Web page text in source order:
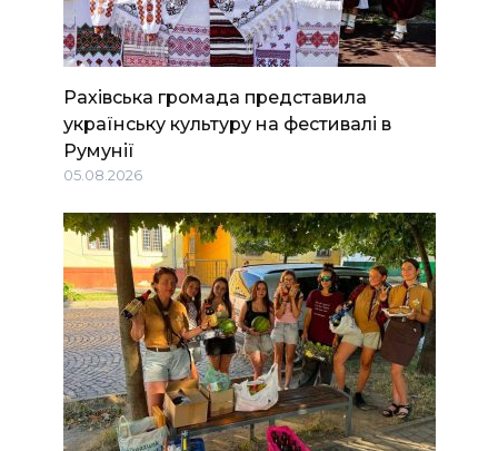
Рахівська громада представила
українську культуру на фестивалі в
Румунії
05.08.2026